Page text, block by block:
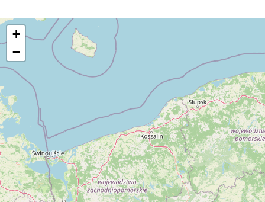
+
−